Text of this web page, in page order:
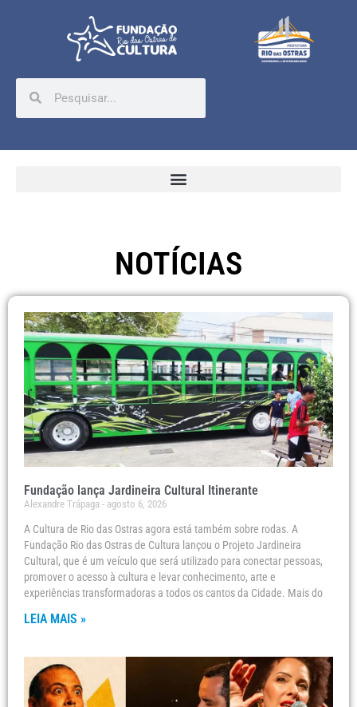
NOTÍCIAS
Fundação lança Jardineira Cultural Itinerante
Alexandre Trápaga agosto 6, 2026
A Cultura de Rio das Ostras agora está também sobre rodas. A
Fundação Rio das Ostras de Cultura lançou o Projeto Jardineira
Cultural, que é um veículo que será utilizado para conectar pessoas,
promover o acesso à cultura e levar conhecimento, arte e
experiências transformadoras a todos os cantos da Cidade. Mais do
LEIA MAIS »